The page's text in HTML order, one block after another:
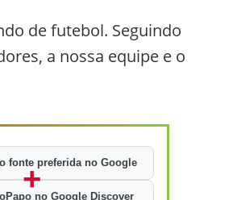
de futebol. Seguindo
a nossa equipe e o
fonte preferida no Google
+
no Google Discover